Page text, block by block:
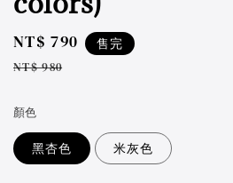
Sale
price
NT$ 790
Regular
NT$ 980
售完
顏色
黑杏色 米灰色